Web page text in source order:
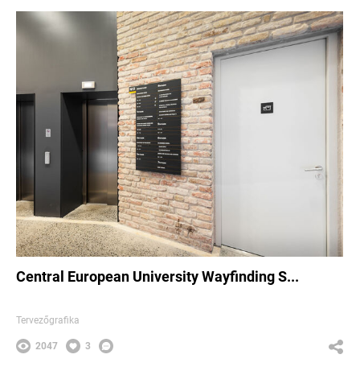
Central European University Wayfinding S...
Tervezőgrafika
2047 3